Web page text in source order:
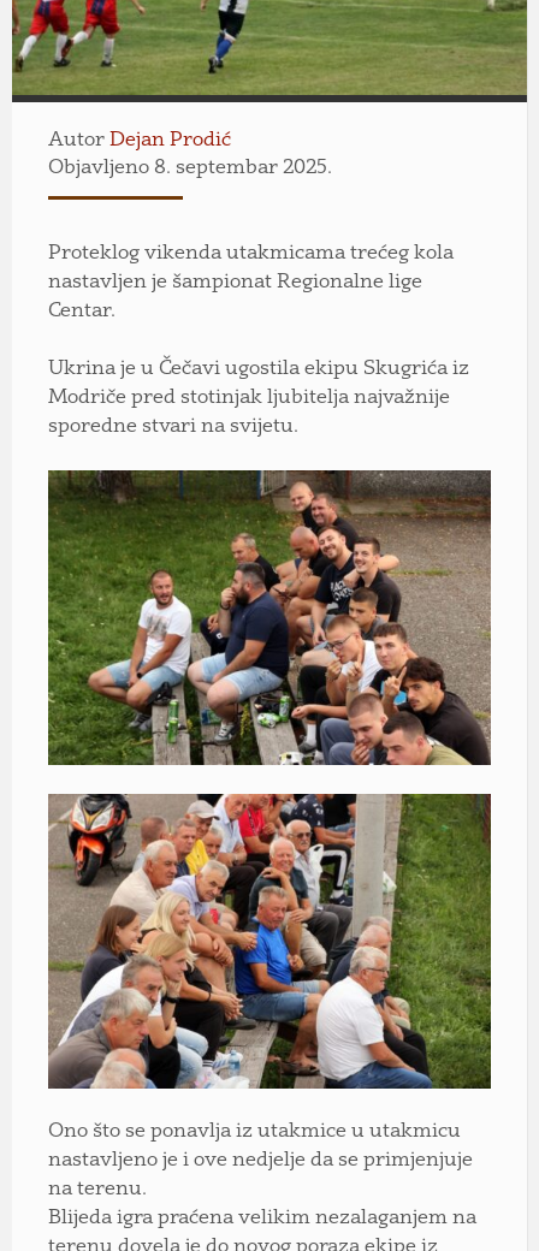
Autor Dejan Prodić
Objavljeno 8. septembar 2025.
Proteklog vikenda utakmicama trećeg kola
nastavljen je šampionat Regionalne lige
Centar.
Ukrina je u Čečavi ugostila ekipu Skugrića iz
Modriče pred stotinjak ljubitelja najvažnije
sporedne stvari na svijetu.
Ono što se ponavlja iz utakmice u utakmicu
nastavljeno je i ove nedjelje da se primjenjuje
na terenu.
Blijeda igra praćena velikim nezalaganjem na